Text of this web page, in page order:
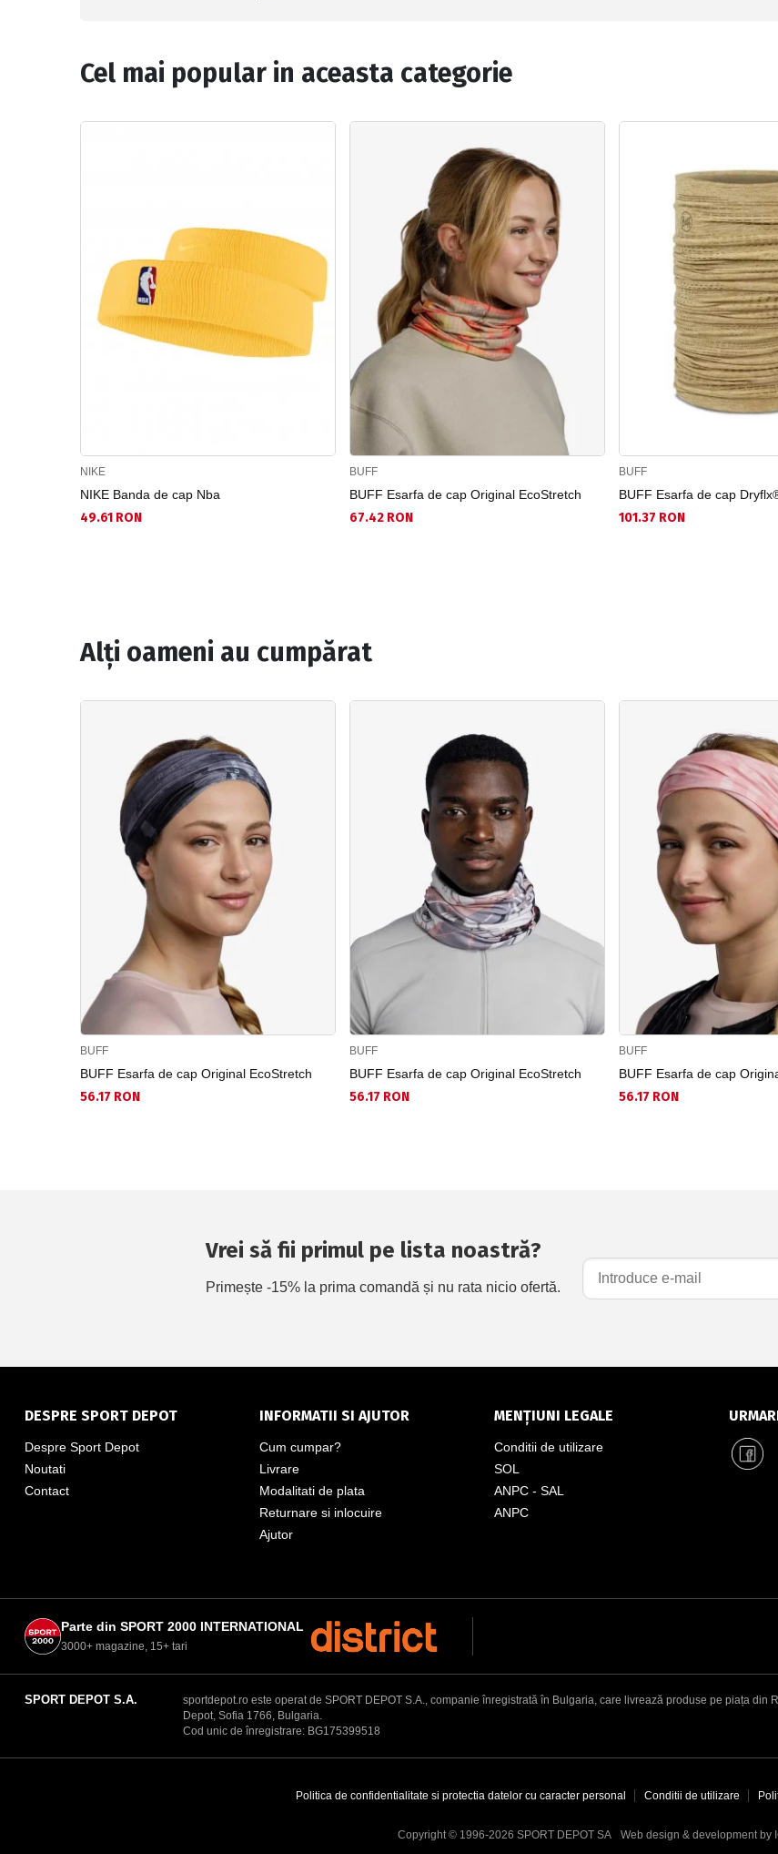
Cel mai popular in aceasta categorie
NIKE
NIKE Banda de cap Nba
49.61 RON
BUFF
BUFF Esarfa de cap Original EcoStretch
67.42 RON
BUFF
BUFF Esarfa de cap
101.37 RON
Alți oameni au cumpărat
BUFF
BUFF Esarfa de cap Original EcoStretch
56.17 RON
BUFF
BUFF Esarfa de cap Original EcoStretch
56.17 RON
BUFF
BUFF Esarfa de cap
56.17 RON
Vrei să fii primul pe lista noastră?
Primește -15% la prima comandă și nu rata nicio ofertă.
DESPRE SPORT DEPOT
Despre Sport Depot
Noutati
Contact
INFORMATII SI AJUTOR
Cum cumpar?
Livrare
Modalitati de plata
Returnare si inlocuire
Ajutor
MENȚIUNI LEGALE
Conditii de utilizare
SOL
ANPC - SAL
ANPC
Parte din SPORT 2000 INTERNATIONAL
3000+ magazine, 15+ tari
SPORT DEPOT S.A.
sportdepot.ro este operat de SPORT DEPOT S.A., companie înregistrată în Bulgaria, care livrează produse pe piața din
Depot, Sofia 1766, Bulgaria.
Cod unic de înregistrare: BG175399518
Politica de confidentialitate si protectia datelor cu caracter personal Conditii de utilizare
Copyright © 1996-2026 SPORT DEPOT SA Web design & development by